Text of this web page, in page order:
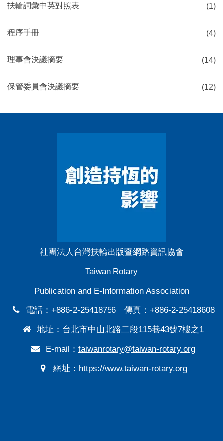
扶輪詞彙中英對照表 (1)
程序手冊 (4)
理事會決議摘要 (14)
保管委員會決議摘要 (12)
社團法人台灣扶輪出版暨網路資訊協會
Taiwan Rotary
Publication and E-Information Association
電話：+886-2-25418756 傳真：+886-2-25418608
地址： 台北市中山北路二段115巷43號7樓之1
E-mail： taiwanrotary@taiwan-rotary.org
網址： https://www.taiwan-rotary.org